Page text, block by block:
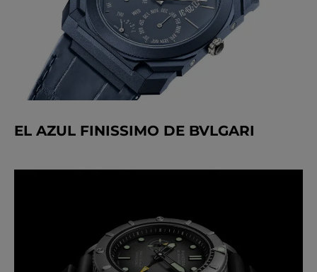
EL AZUL FINISSIMO DE BVLGARI